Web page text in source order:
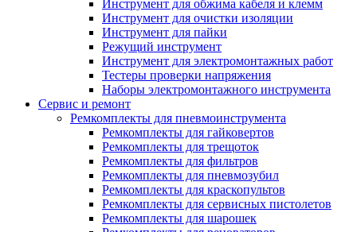
Инструмент для обжима кабеля и клемм
Инструмент для очистки изоляции
Инструмент для пайки
Режущий инструмент
Инструмент для электромонтажных работ
Тестеры проверки напряжения
Наборы электромонтажного инструмента
Сервис и ремонт
Ремкомплекты для пневмоинструмента
Ремкомплекты для гайковертов
Ремкомплекты для трещоток
Ремкомплекты для фильтров
Ремкомплекты для пневмозубил
Ремкомплекты для краскопультов
Ремкомплекты для сервисных пистолетов
Ремкомплекты для шарошек